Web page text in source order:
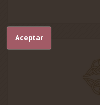
Aceptar